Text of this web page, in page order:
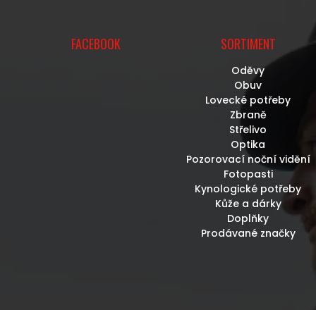
FACEBOOK SORTIMENT
Oděvy
Obuv
Lovecké potřeby
Zbraně
Střelivo
Optika
Pozorovací noční vidění
Fotopasti
Kynologické potřeby
Kůže a dárky
Doplňky
Prodávané značky